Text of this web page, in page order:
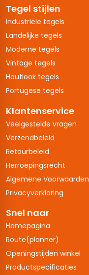
Tegel stijlen
Industriële tegels
Landelijke tegels
Moderne tegels
Vintage tegels
Houtlook tegels
Portugese tegels
Klantenservice
Veelgestelde vragen
Verzendbeleid
Retourbeleid
Herroepingsrecht
Algemene Voorwaarden
Privacyverklaring
Snel naar
Homepagina
Route(planner)
Openingstijden winkel
Productspecificaties